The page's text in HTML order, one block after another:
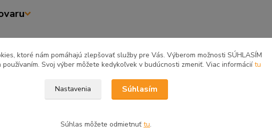
v kategóriách
a študentská izba Bytové doplnky
Police a poličky
ktoré nám pomáhajú zlepšovať služby pre Vás. Výberom možnosti SÚHLASÍM
Svoj výber môžete kedykoľvek v budúcnosti zmeniť. Viac informáciítu
Nastavenia Súhlasím
Súhlas môžete odmietnuť tu.